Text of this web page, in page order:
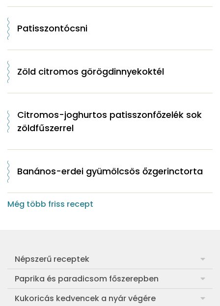
Patisszontócsni
Zöld citromos görögdinnyekoktél
Citromos-joghurtos patisszonfőzelék sok
zöldfűszerrel
Banános-erdei gyümölcsös őzgerinctorta
Még több friss recept
Népszerű receptek
Frankfurti leves
Egyszerű muffin
Paprika és paradicsom főszerepben
Pan con Tomate
Kukoricás kedvencek a nyár végére